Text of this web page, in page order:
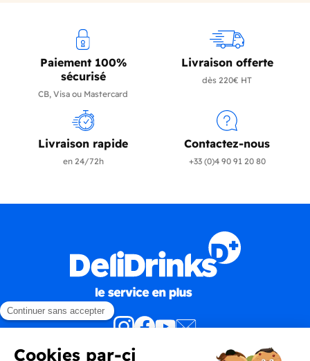
Paiement 100%
sécurisé
CB, Visa ou Mastercard
Livraison offerte
dès 220€ HT
Livraison rapide
en 24/72h
Contactez-nous
+33 (0)4 90 91 20 80